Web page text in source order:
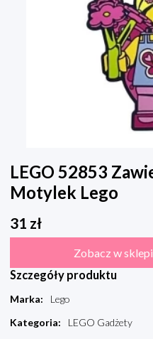
LEGO 52853
Motylek Lego
31 zł
Zobacz w
Szczegóły produktu
Marka:
Lego
Kategoria:
LEGO Gadżety